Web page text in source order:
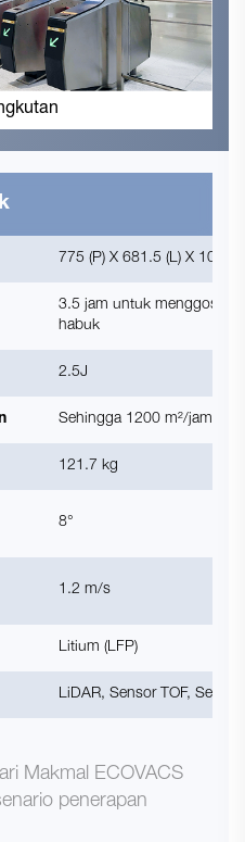
775 (P) X 681.5 (L) X 1012
3.5 jam untuk menggosok;
habuk
2.5J
Sehingga 1200 m²/jam
121.7 kg
8°
1.2 m/s
Litium (LFP)
LiDAR, Sensor TOF,
Makmal ECOVACS
penerapan